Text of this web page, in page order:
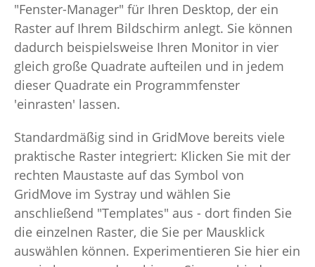
"Fenster-Manager" für Ihren Desktop, der ein
Raster auf Ihrem Bildschirm anlegt. Sie können
dadurch beispielsweise Ihren Monitor in vier
gleich große Quadrate aufteilen und in jedem
dieser Quadrate ein Programmfenster
'einrasten' lassen.
Standardmäßig sind in GridMove bereits viele
praktische Raster integriert: Klicken Sie mit der
rechten Maustaste auf das Symbol von
GridMove im Systray und wählen Sie
anschließend "Templates" aus - dort finden Sie
die einzelnen Raster, die Sie per Mausklick
auswählen können. Experimentieren Sie hier ein